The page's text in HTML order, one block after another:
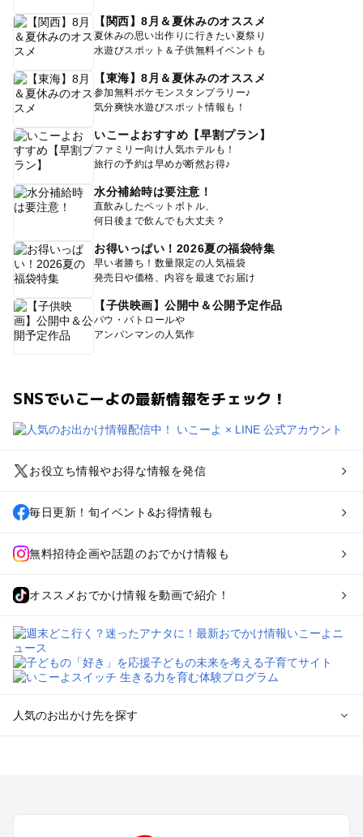
【関西】8月＆夏休みのオススメ
夏休みの思い出作りに行きたい夏祭り
水遊びスポット＆子供無料イベントも
【東海】8月＆夏休みのオススメ
参加無料ポケモンスタンプラリー♪
気分爽快水遊びスポット情報も！
いこーよおすすめ【早割プラン】
ファミリー向け人気ホテルも！
旅行の予約は早めが断然お得♪
水分補給時は要注意！
直飲みしたペットボトル、
何日後まで飲んでも大丈夫？
お得いっぱい！2026夏の福袋特集
早い者勝ち！数量限定の人気福袋
発売日や価格、内容を最速でお届け
【子供映画】公開中＆公開予定作品
パウ・パトロールや
アンパンマンの人気作
SNSでいこーよの最新情報をチェック！
お役立ち情報やお得な情報を発信
毎日更新！旬イベント&お得情報も
無料招待企画や話題のおでかけ情報も
オススメおでかけ情報を動画で紹介！
人気のお出かけ先を探す